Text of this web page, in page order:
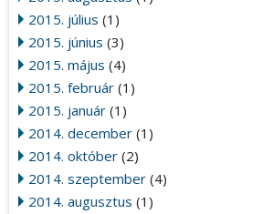
2015. július (1)
2015. június (3)
2015. május (4)
2015. február (1)
2015. január (1)
2014. december (1)
2014. október (2)
2014. szeptember (4)
2014. augusztus (1)